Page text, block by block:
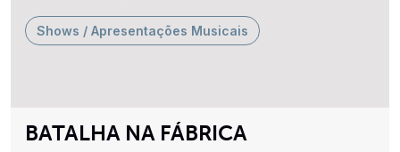
BATALHA NA FÁBRICA
Shows / Apresentações Musicais